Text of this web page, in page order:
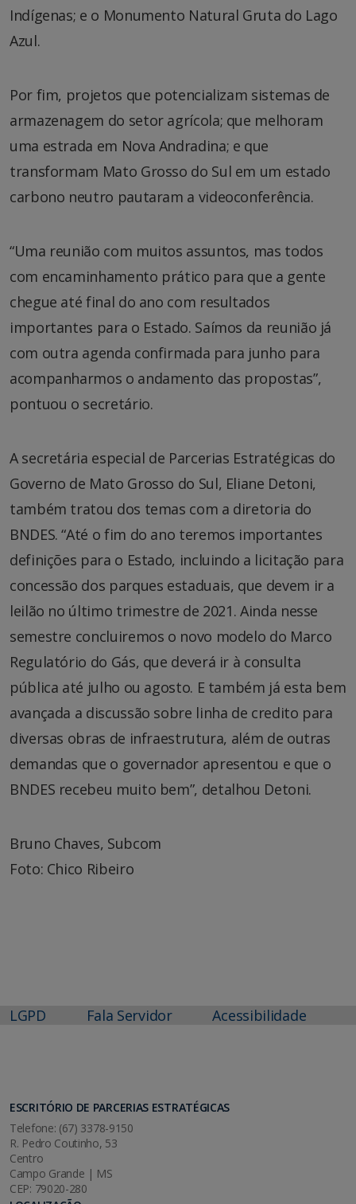
Indígenas; e o Monumento Natural Gruta do Lago
Azul.
Por fim, projetos que potencializam sistemas de
armazenagem do setor agrícola; que melhoram
uma estrada em Nova Andradina; e que
transformam Mato Grosso do Sul em um estado
carbono neutro pautaram a videoconferência.
“Uma reunião com muitos assuntos, mas todos
com encaminhamento prático para que a gente
chegue até final do ano com resultados
importantes para o Estado. Saímos da reunião já
com outra agenda confirmada para junho para
acompanharmos o andamento das propostas”,
pontuou o secretário.
A secretária especial de Parcerias Estratégicas do
Governo de Mato Grosso do Sul, Eliane Detoni,
também tratou dos temas com a diretoria do
BNDES. “Até o fim do ano teremos importantes
definições para o Estado, incluindo a licitação para
concessão dos parques estaduais, que devem ir a
leilão no último trimestre de 2021. Ainda nesse
semestre concluiremos o novo modelo do Marco
Regulatório do Gás, que deverá ir à consulta
pública até julho ou agosto. E também já esta bem
avançada a discussão sobre linha de credito para
diversas obras de infraestrutura, além de outras
demandas que o governador apresentou e que o
BNDES recebeu muito bem”, detalhou Detoni.
Bruno Chaves, Subcom
Foto: Chico Ribeiro
LGPD Fala Servidor Acessibilidade
ESCRITÓRIO DE PARCERIAS ESTRATÉGICAS
Telefone: (67) 3378-9150
R. Pedro Coutinho, 53
Centro
Campo Grande | MS
CEP: 79020-280